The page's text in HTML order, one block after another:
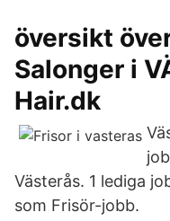
översikt
Salonger i
Hair.dk
Västerås. 1 lediga
som Frisör-jobb.